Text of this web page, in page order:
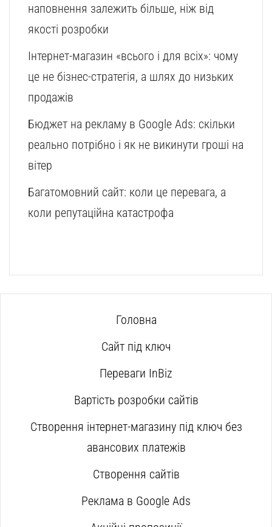
наповнення залежить більше, ніж від
якості розробки
Інтернет-магазин «всього і для всіх»: чому
це не бізнес-стратегія, а шлях до низьких
продажів
Бюджет на рекламу в Google Ads: скільки
реально потрібно і як не викинути гроші на
вітер
Багатомовний сайт: коли це перевага, а
коли репутаційна катастрофа
Головна
Сайт під ключ
Переваги InBiz
Вартість розробки сайтів
Створення інтернет-магазину під ключ без
авансових платежів
Створення сайтів
Реклама в Google Ads